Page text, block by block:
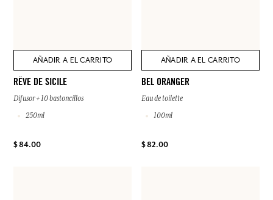
AÑADIR A EL CARRITO
RÊVE DE SICILE
Difusor + 10 bastoncillos
250ml
$ 84.00
AÑADIR A EL CARRITO
BEL ORANGER
Eau de toilette
100ml
$ 82.00